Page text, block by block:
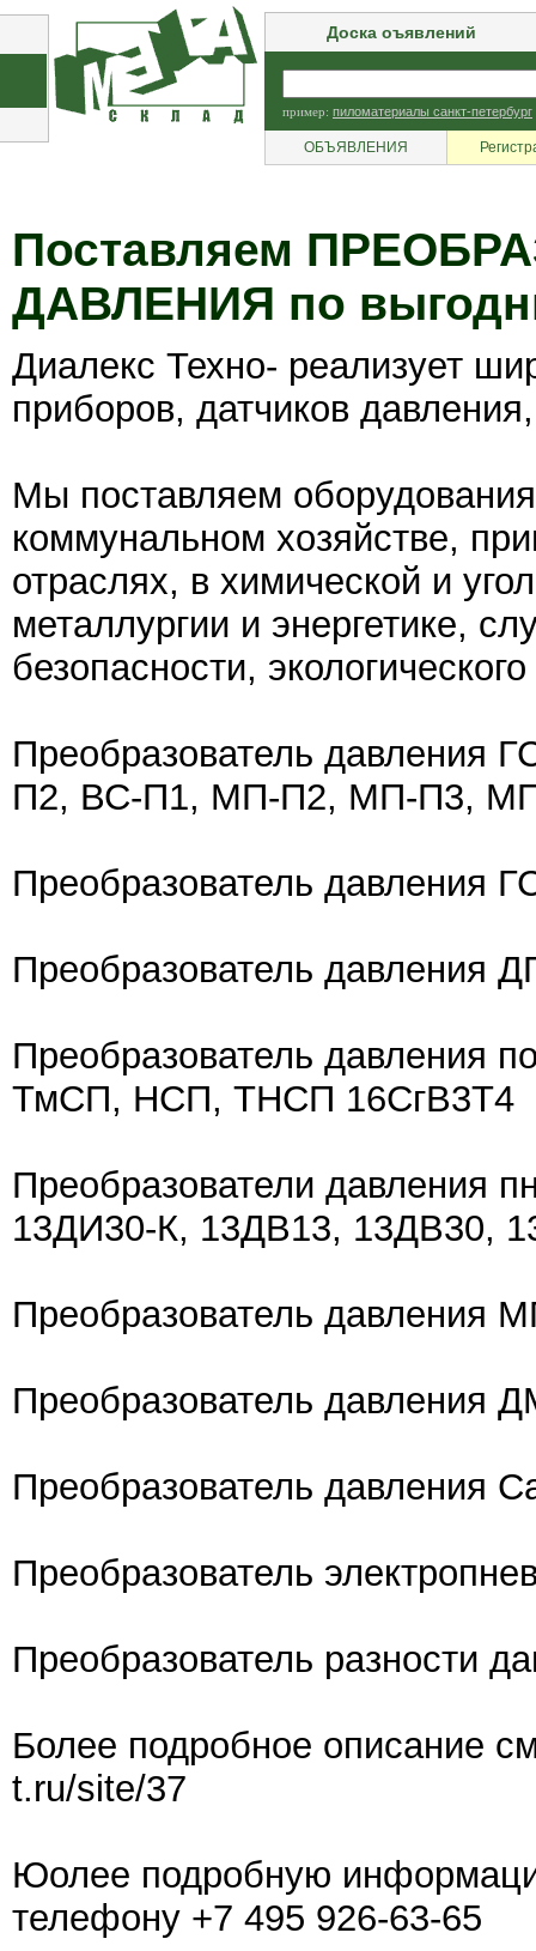
Доска оъявлений
пример: пиломатериалы санкт-петербург
ОБЪЯВЛЕНИЯ
Поставляем
ДАВЛЕНИЯ по
Диалекс Техно- реализует
приборов, датчиков
Мы поставляем
коммунальном хозяйстве,
отраслях, в химической и
металлургии и энергетике,
безопасности,
Преобразователь
П2, ВС-П1, МП-П2, МП-П3,
Преобразователь давления
Преобразователь
Преобразователь давления
ТмСП, НСП, ТНСП 16СгВ3Т4
Преобразователи давления
13ДИ30-К, 13ДВ13, 13ДВ30,
Преобразователь давления
Преобразователь
Преобразователь давления
Преобразователь
Преобразователь разности
Более подробное описание
t.ru/site/37
Юолее подробную
телефону +7 495 926-63-65